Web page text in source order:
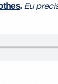
. Eu